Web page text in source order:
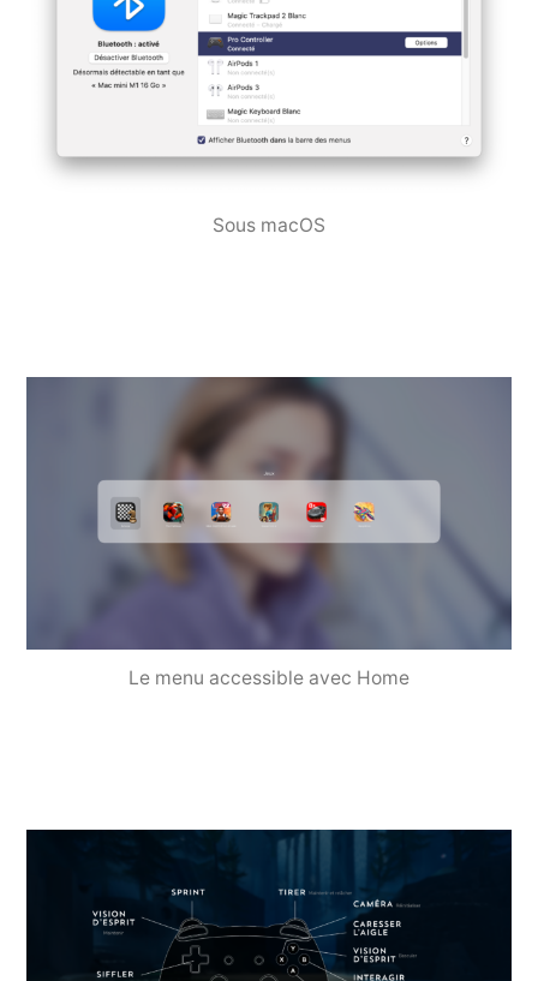
Sous macOS
Le menu accessible avec Home